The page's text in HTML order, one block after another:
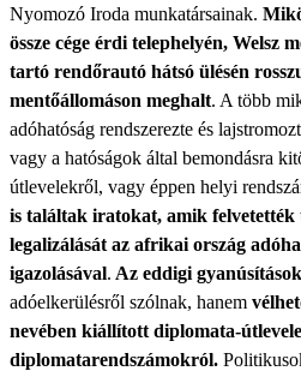
Nyomozó Iroda munkatársainak.
össze cége érdi telephelyén, Welsz
tartó rendőrautó hátsó ülésén
mentőállomáson meghalt. A több
adóhatóság rendszerezte és
vagy a hatóságok által bemondásra
útlevelekről, vagy éppen helyi
is találtak iratokat, amik felvetették
legalizálását az afrikai ország
igazolásával. Az eddigi gyanúsítások
adóelkerülésről szólnak, hanem
nevében kiállított diplomata-
diplomatarendszámokról.